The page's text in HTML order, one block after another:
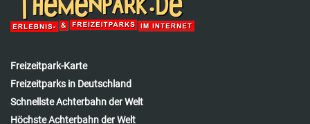
Freizeitpark-Karte
Freizeitparks in Deutschland
Schnellste Achterbahn der Welt
Höchste Achterbahn der Welt